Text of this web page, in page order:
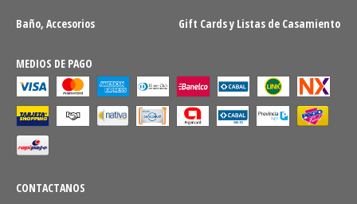
Baño, Accesorios Gift Cards y Listas de Casamiento
MEDIOS DE PAGO
CONTACTANOS